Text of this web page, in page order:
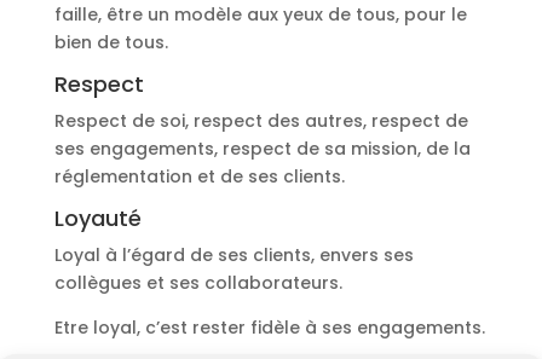
faille, être un modèle aux yeux de tous, pour le
bien de tous.
Respect
Respect de soi, respect des autres, respect de
ses engagements, respect de sa mission, de la
réglementation et de ses clients.
Loyauté
Loyal à l’égard de ses clients, envers ses
collègues et ses collaborateurs.
Etre loyal, c’est rester fidèle à ses engagements.